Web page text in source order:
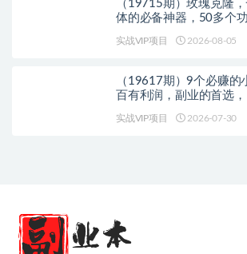
（19715期）玫瑰克隆
体的必备神器，50多个
实战VIP项目 2026-08-05
（19617期）9个必赚的
百有利润，副业的首选
实战VIP项目 2026-07-30